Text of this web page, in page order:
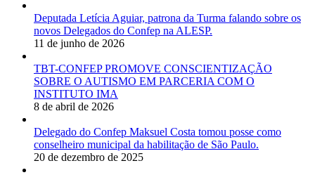
Deputada Letícia Aguiar, patrona da Turma falando sobre os
novos Delegados do Confep na ALESP.
11 de junho de 2026
TBT-CONFEP PROMOVE CONSCIENTIZAÇÃO
SOBRE O AUTISMO EM PARCERIA COM O
INSTITUTO IMA
8 de abril de 2026
Delegado do Confep Maksuel Costa tomou posse como
conselheiro municipal da habilitação de São Paulo.
20 de dezembro de 2025